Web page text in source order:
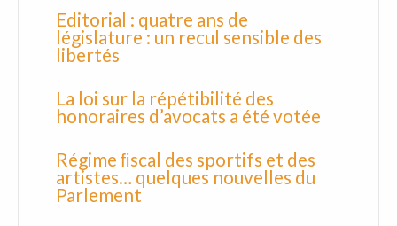
Editorial : quatre ans de
législature : un recul sensible des
libertés
La loi sur la répétibilité des
honoraires d’avocats a été votée
Régime ﬁscal des sportifs et des
artistes… quelques nouvelles du
Parlement